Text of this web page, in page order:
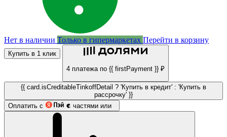
Нет в наличии Только в гипермаркетах Перейти в корзину
Купить в 1 клик
4 платежа по {{ firstPayment }} ₽
{{ card.isCreditableTinkoffDetail ? 'Купить в кредит' : 'Купить в
рассрочку' }}
Оплатить с
частями или